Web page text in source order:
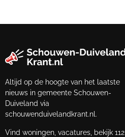
Altijd op de hoogte van het laatste
nieuws in gemeente Schouwen-
Duiveland via
schouwenduivelandkrant.nl.
Vind woningen, vacatures, bekijk 112